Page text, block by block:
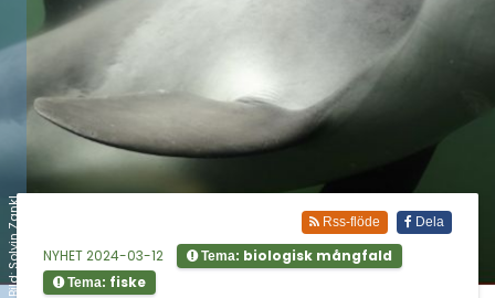
Bild: Solvin Zankl Dela
Rss-flöde
NYHET 2024-03-12 Tema: biologisk mångfald
Tema: fiske